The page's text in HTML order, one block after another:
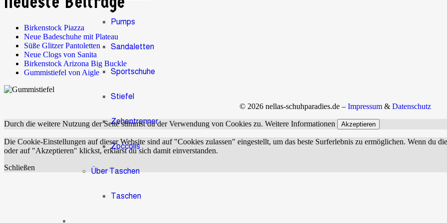
Pumps
Sandaletten
Sportschuhe
Stiefel
Zehentrenner
Zoccolis
Über Taschen
Taschen
Birkenstock Piazza
Neue Badeschuhe mit Plateau
Süße Glitzer Pantoletten
Neue Clogs von Sanita
Birkenstock Arizona Big Buckle
Gummistiefel von Aigle
© 2026 nellas-schuhparadies.de – Impressum & Datenschutz
Durch die weitere Nutzung der Seite stimmst du der Verwendung von Cookies zu. Weitere Informationen Akzeptieren
Die Cookie-Einstellungen auf dieser Website sind auf "Cookies zulassen" eingestellt, um das beste Surferlebnis zu ermöglichen. Wenn du
oder auf "Akzeptieren" klickst, erklärst du sich damit einverstanden.
Schließen